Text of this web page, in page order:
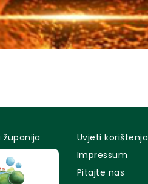
županija
Uvjeti korištenja
Impressum
Pitajte nas